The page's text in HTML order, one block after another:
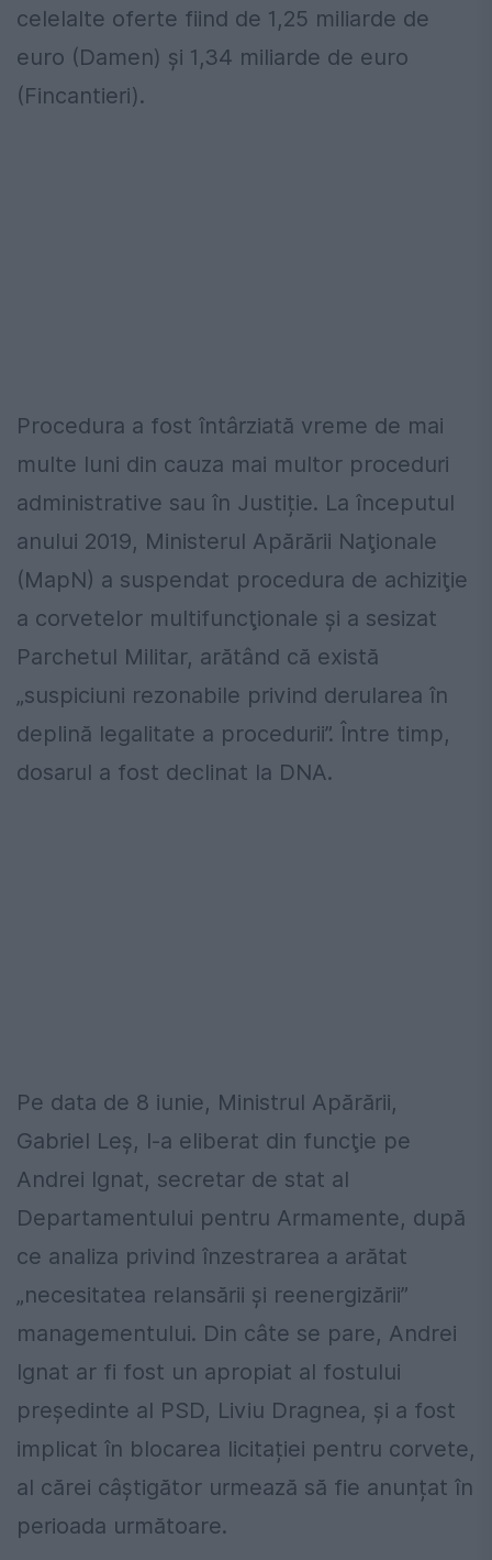
celelalte oferte fiind de 1,25 miliarde de
euro (Damen) şi 1,34 miliarde de euro
(Fincantieri).
Procedura a fost întârziată vreme de mai
multe luni din cauza mai multor proceduri
administrative sau în Justiție. La începutul
anului 2019, Ministerul Apărării Naţionale
(MapN) a suspendat procedura de achiziţie
a corvetelor multifuncţionale și a sesizat
Parchetul Militar, arătând că există
„suspiciuni rezonabile privind derularea în
deplină legalitate a procedurii”. Între timp,
dosarul a fost declinat la DNA.
Pe data de 8 iunie, Ministrul Apărării,
Gabriel Leş, l-a eliberat din funcţie pe
Andrei Ignat, secretar de stat al
Departamentului pentru Armamente, după
ce analiza privind înzestrarea a arătat
„necesitatea relansării şi reenergizării”
managementului. Din câte se pare, Andrei
Ignat ar fi fost un apropiat al fostului
președinte al PSD, Liviu Dragnea, și a fost
implicat în blocarea licitației pentru corvete,
al cărei câștigător urmează să fie anunțat în
perioada următoare.